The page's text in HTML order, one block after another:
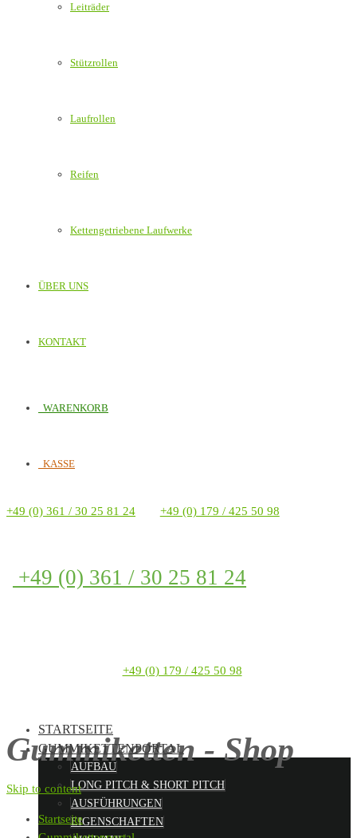
Leiträder
Stützrollen
Laufrollen
Reifen
Kettengetriebene Laufwerke
ÜBER UNS
KONTAKT
WARENKORB
KASSE
+49 (0) 361 / 30 25 81 24 +49 (0) 179 / 425 50 98
+49 (0) 361 / 30 25 81 24
+49 (0) 179 / 425 50 98
Gummiketten - Shop
STARTSEITE
GUMMIKETTENPORTAL
AUFBAU
LONG PITCH & SHORT PITCH
AUSFÜHRUNGEN
EIGENSCHAFTEN
Skip to content
Startseite